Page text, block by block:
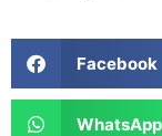
Facebook
WhatsApp